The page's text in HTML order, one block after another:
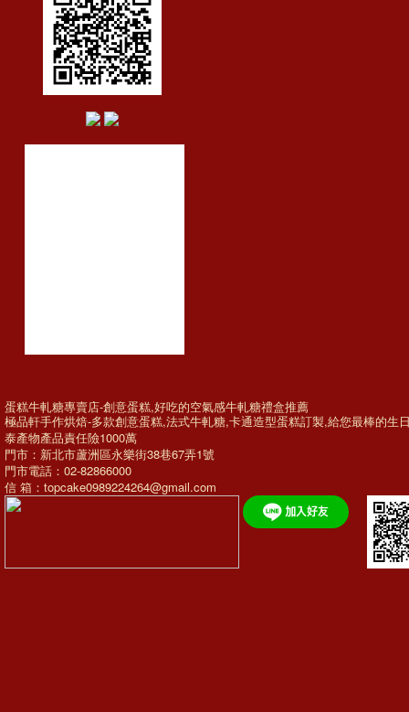
蛋糕牛軋糖專賣店-創意蛋糕,好吃的空氣感牛軋糖禮盒推薦
極品軒手作烘焙-多款創意蛋糕,法式牛軋糖,卡通造型蛋糕訂製,給您最棒的生
泰產物產品責任險1000萬
門市：新北市蘆洲區永樂街38巷67弄1號
門市電話：02-82866000
信 箱：topcake0989224264@gmail.com